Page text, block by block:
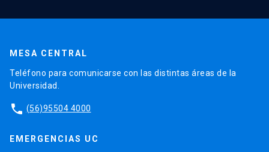
MESA CENTRAL
Teléfono para comunicarse con las distintas áreas de la
Universidad.
phone (56)95504 4000
EMERGENCIAS UC